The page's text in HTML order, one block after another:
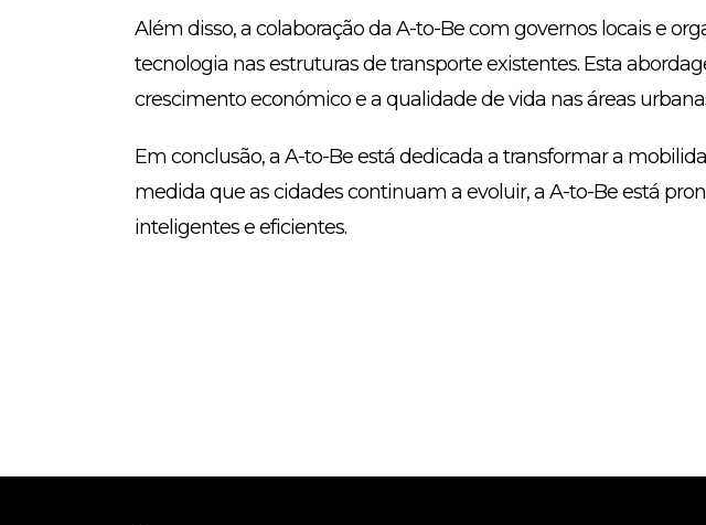
Além disso, a colaboração da A-to-Be com governos locais e
tecnologia nas estruturas de transporte existentes. Esta
crescimento económico e a qualidade de vida nas áreas
Em conclusão, a A-to-Be está dedicada a transformar a
medida que as cidades continuam a evoluir, a A-to-Be está
inteligentes e eficientes.